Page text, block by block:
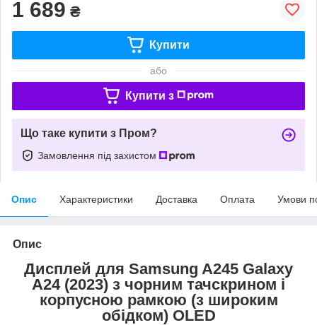
1 689 ₴
Купити
або
Купити з
Що таке купити з Пром?
Замовлення під захистом
Опис Характеристики Доставка Оплата Умови
Опис
Дисплей для Samsung A245 Galaxy
A24 (2023) з чорним тачскрином і
корпусною рамкою (з широким
обідком) OLED